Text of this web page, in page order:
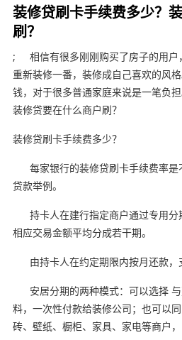
装修贷刷卡手续费多少？
刷？
; 相信有很多刚刚购买了房子的用户
重新装修一番，装修成自己喜欢的风
钱，对于很多普通家庭来说是一笔负
装修贷要在什么商户刷？
装修贷刷卡手续费多少？
每家银行的装修贷刷卡手续费率是
贷款举例。
持卡人在建行指定商户通过专用分
相应交易金额平均分成若干期。
由持卡人在约定期限内按月还款，
安居分期的两种模式：可以选择 与
料，一次性付款给装修公司；也可以
砖、壁纸、橱柜、家具、家电等商户，